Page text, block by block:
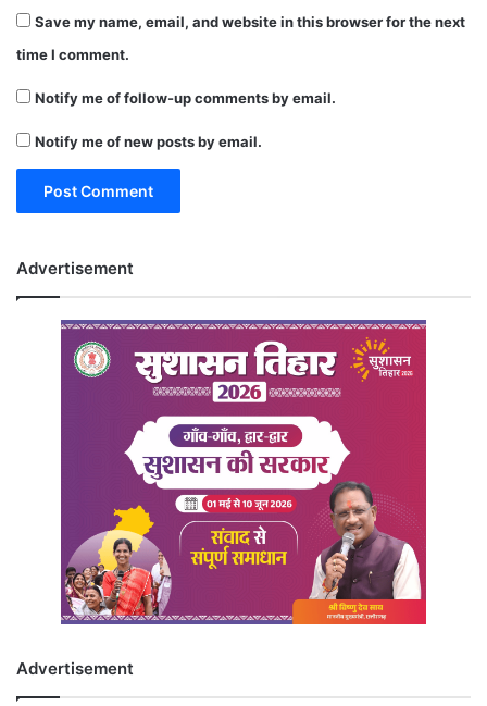
Save my name, email, and website in this browser for the next
time I comment.
Notify me of follow-up comments by email.
Notify me of new posts by email.
Advertisement
Advertisement